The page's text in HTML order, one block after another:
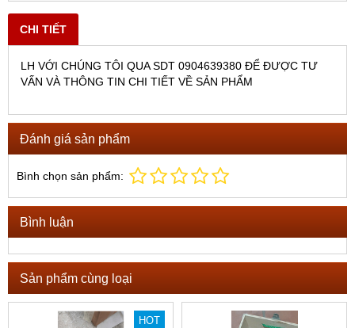
CHI TIẾT
LH VỚI CHÚNG TÔI QUA SDT 0904639380 ĐỂ ĐƯỢC TƯ
VẤN VÀ THÔNG TIN CHI TIẾT VỀ SẢN PHẨM
Đánh giá sản phẩm
Bình chọn sản phẩm:
Bình luận
Sản phẩm cùng loại
HOT